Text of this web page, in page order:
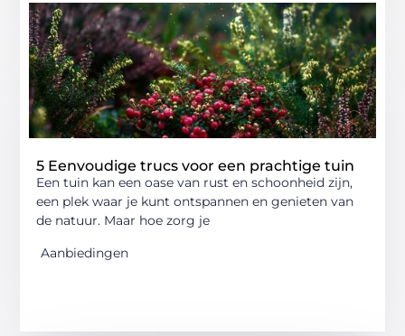
5 Eenvoudige trucs voor een prachtige tuin
Een tuin kan een oase van rust en schoonheid zijn,
een plek waar je kunt ontspannen en genieten van
de natuur. Maar hoe zorg je
Aanbiedingen